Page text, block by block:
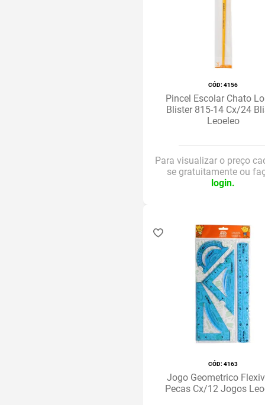
:4156
Pincel Escolar Chato
Blister 815-14 Cx/24
Leoeleo
Para visualizar o preço
se gratuitamente ou
login.
:4163
Jogo Geometrico
Pecas Cx/12 Jogos